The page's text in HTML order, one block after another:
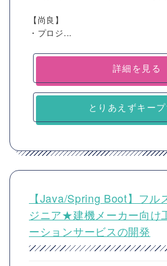
【尚良】
・プロジ...
詳細を見る
とりあえずキー
【Java/Spring Boot】フル
ジニア★建機メーカー向け
ーションサービスの開発